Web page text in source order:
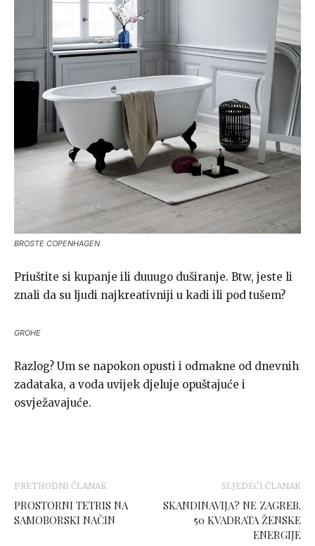
BROSTE COPENHAGEN
Priuštite si kupanje ili duuugo duširanje. Btw, jeste li
znali da su ljudi najkreativniji u kadi ili pod tušem?
GROHE
Razlog? Um se napokon opusti i odmakne od dnevnih
zadataka, a voda uvijek djeluje opuštajuće i
osvježavajuće.
PRETHODNI ČLANAK
PROSTORNI TETRIS NA
SAMOBORSKI NAČIN
SLJEDEĆI ČLANAK
SKANDINAVIJA? NE ZAGREB.
50 KVADRATA ŽENSKE
ENERGIJE